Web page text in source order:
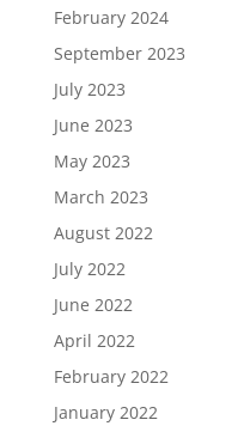
February 2024
September 2023
July 2023
June 2023
May 2023
March 2023
August 2022
July 2022
June 2022
April 2022
February 2022
January 2022